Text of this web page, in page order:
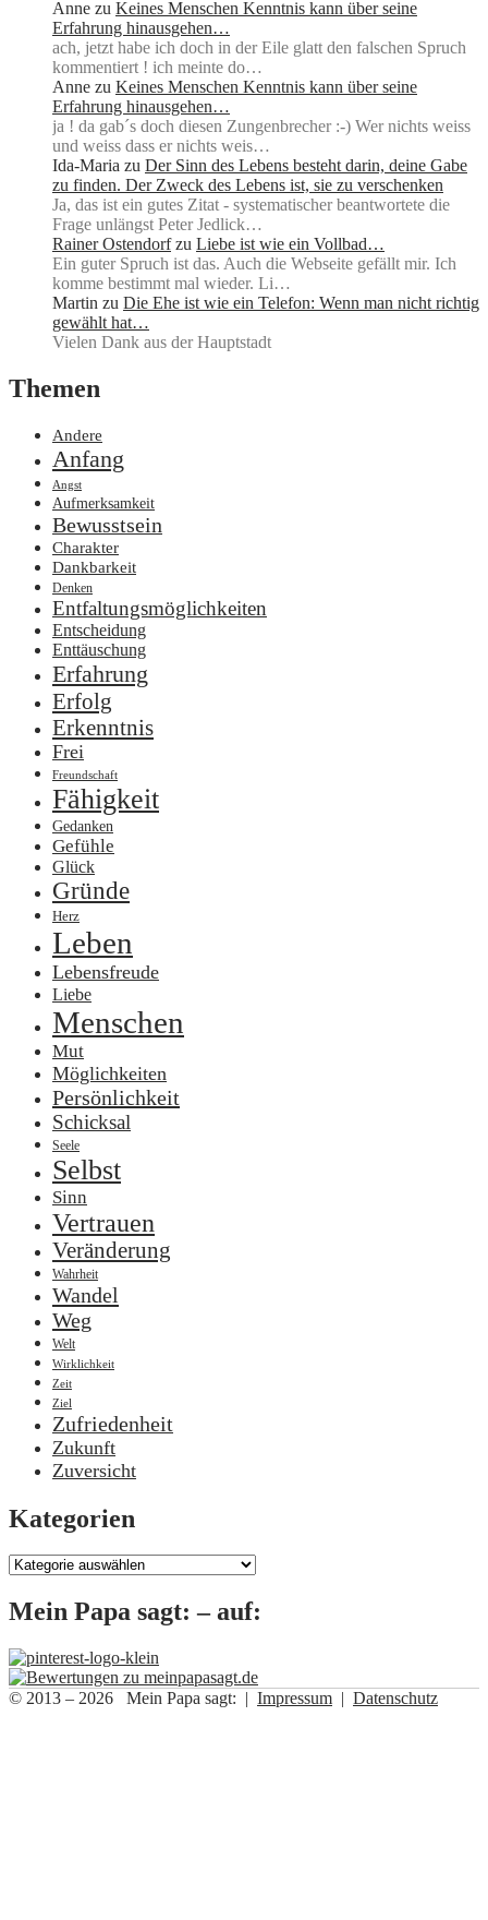
Anne zu Keines Menschen Kenntnis kann über seine
Erfahrung hinausgehen…
ach, jetzt habe ich doch in der Eile glatt den falschen Spruch
kommentiert ! ich meinte do…
Anne zu Keines Menschen Kenntnis kann über seine
Erfahrung hinausgehen…
ja ! da gab´s doch diesen Zungenbrecher :-) Wer nichts weiss
und weiss dass er nichts weis…
Ida-Maria zu Der Sinn des Lebens besteht darin, deine Gabe
zu finden. Der Zweck des Lebens ist, sie zu verschenken
Ja, das ist ein gutes Zitat - systematischer beantwortete die
Frage unlängst Peter Jedlick…
Rainer Ostendorf zu Liebe ist wie ein Vollbad…
Ein guter Spruch ist das. Auch die Webseite gefällt mir. Ich
komme bestimmt mal wieder. Li…
Martin zu Die Ehe ist wie ein Telefon: Wenn man nicht richtig
gewählt hat…
Vielen Dank aus der Hauptstadt
Themen
Andere
Anfang
Angst
Aufmerksamkeit
Bewusstsein
Charakter
Dankbarkeit
Denken
Entfaltungsmöglichkeiten
Entscheidung
Enttäuschung
Erfahrung
Erfolg
Erkenntnis
Frei
Freundschaft
Fähigkeit
Gedanken
Gefühle
Glück
Gründe
Herz
Leben
Lebensfreude
Liebe
Menschen
Mut
Möglichkeiten
Persönlichkeit
Schicksal
Seele
Selbst
Sinn
Vertrauen
Veränderung
Wahrheit
Wandel
Weg
Welt
Wirklichkeit
Zeit
Ziel
Zufriedenheit
Zukunft
Zuversicht
Kategorien
Kategorien
Mein Papa sagt: – auf:
© 2013 – 2026 Mein Papa sagt: | Impressum | Datenschutz